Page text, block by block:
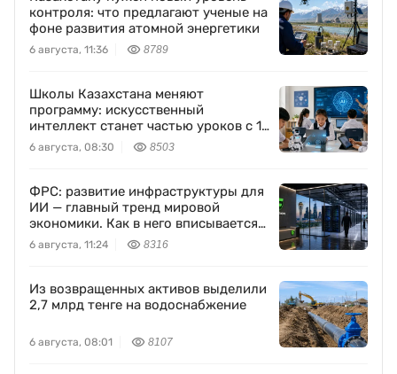
контроля: что предлагают ученые на
фоне развития атомной энергетики
6 августа, 11:36 8789
Школы Казахстана меняют
программу: искусственный
интеллект станет частью уроков с 1
класса
6 августа, 08:30 8503
ФРС: развитие инфраструктуры для
ИИ — главный тренд мировой
экономики. Как в него вписывается
Freedom Holding Corp.
6 августа, 11:24 8316
Из возвращенных активов выделили
2,7 млрд тенге на водоснабжение
6 августа, 08:01 8107